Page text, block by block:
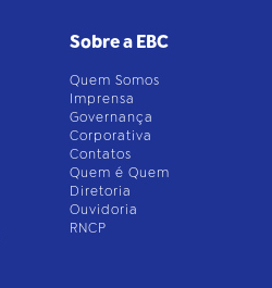
Sobre a EBC
Quem Somos
Imprensa
Governança
Corporativa
Contatos
Quem é Quem
Diretoria
Ouvidoria
RNCP